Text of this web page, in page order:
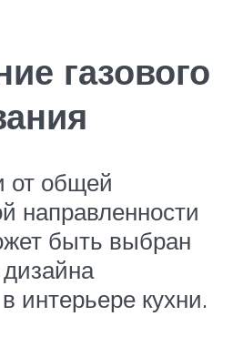
газового
от общей
направленности
быть выбран
интерьере кухни.